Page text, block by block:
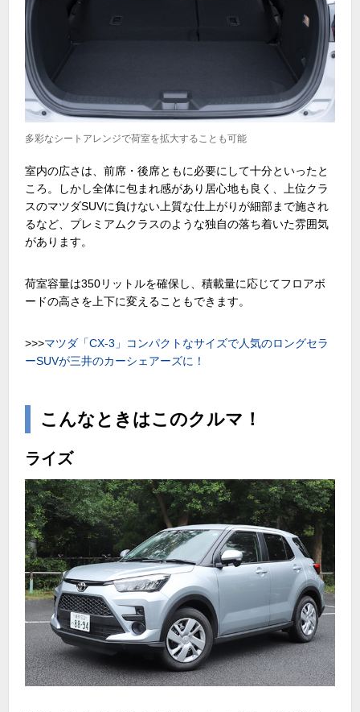
多彩なシートアレンジで荷室を拡大することも可能
室内の広さは、前席・後席ともに必要にして十分といったと
ころ。しかし全体に包まれ感があり居心地も良く、上位クラ
スのマツダSUVに負けない上質な仕上がりが細部まで施され
るなど、プレミアムクラスのような独自の落ち着いた雰囲気
があります。
荷室容量は350リットルを確保し、積載量に応じてフロアボ
ードの高さを上下に変えることもできます。
>>>マツダ「CX-3 」コンパクトなサイズで人気のロングセラ
ーSUVが三井のカーシェアーズに！
こんなときはこのクルマ！
ライズ